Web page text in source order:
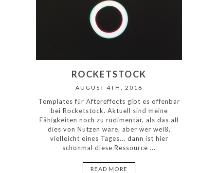
ROCKETSTOCK
AUGUST 4TH, 2016
Templates für Aftereffects gibt es offenbar
bei Rocketstock. Aktuell sind meine
Fähigkeiten noch zu rudimentär, als das all
dies von Nutzen wäre, aber wer weiß,
vielleicht eines Tages... dann ist hier
schonmal diese Ressource ...
READ MORE